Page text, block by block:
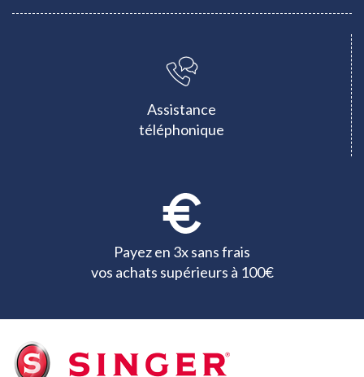
Assistance
téléphonique
Payez en 3x sans frais
vos achats supérieurs à 100€